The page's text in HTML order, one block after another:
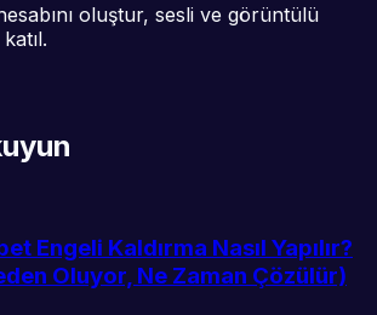
oluştur, sesli ve görüntülü
Engeli Kaldırma Nasıl Yapılır?
Oluyor, Ne Zaman Çözülür)